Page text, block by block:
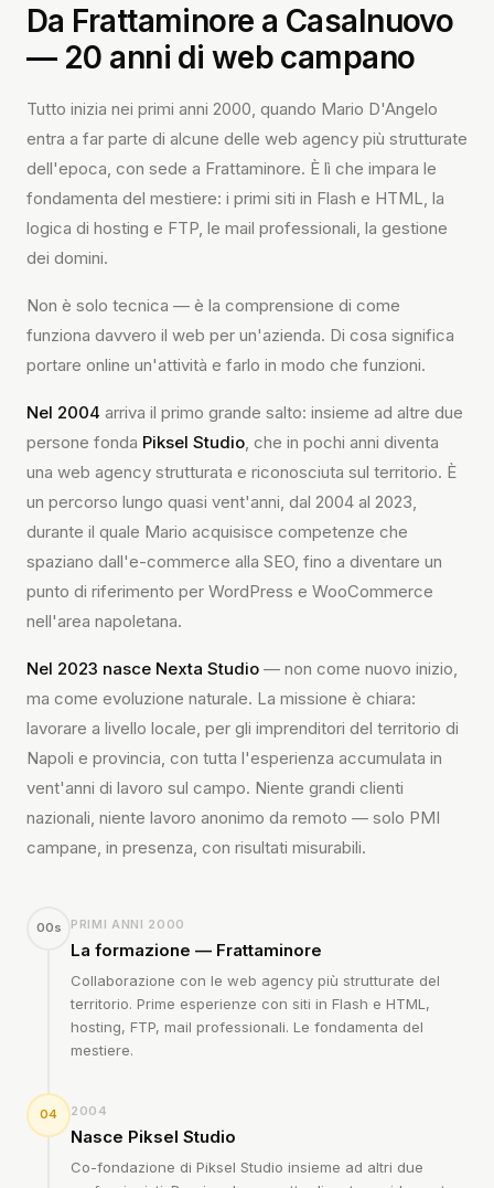
Da Frattaminore a Casalnuovo
— 20 anni di web campano
Tutto inizia nei primi anni 2000, quando Mario D'Angelo
entra a far parte di alcune delle web agency più strutturate
dell'epoca, con sede a Frattaminore. È lì che impara le
fondamenta del mestiere: i primi siti in Flash e HTML, la
logica di hosting e FTP, le mail professionali, la gestione
dei domini.
Non è solo tecnica — è la comprensione di come
funziona davvero il web per un'azienda. Di cosa significa
portare online un'attività e farlo in modo che funzioni.
Nel 2004 arriva il primo grande salto: insieme ad altre due
persone fonda Piksel Studio , che in pochi anni diventa
una web agency strutturata e riconosciuta sul territorio. È
un percorso lungo quasi vent'anni, dal 2004 al 2023,
durante il quale Mario acquisisce competenze che
spaziano dall'e-commerce alla SEO, fino a diventare un
punto di riferimento per WordPress e WooCommerce
nell'area napoletana.
Nel 2023 nasce Nexta Studio — non come nuovo inizio,
ma come evoluzione naturale. La missione è chiara:
lavorare a livello locale, per gli imprenditori del territorio di
Napoli e provincia, con tutta l'esperienza accumulata in
vent'anni di lavoro sul campo. Niente grandi clienti
nazionali, niente lavoro anonimo da remoto — solo PMI
campane, in presenza, con risultati misurabili.
00s PRIMI ANNI 2000
La formazione — Frattaminore
Collaborazione con le web agency più strutturate del
territorio. Prime esperienze con siti in Flash e HTML,
hosting, FTP, mail professionali. Le fondamenta del
mestiere.
04 2004
Nasce Piksel Studio
Co-fondazione di Piksel Studio insieme ad altri due